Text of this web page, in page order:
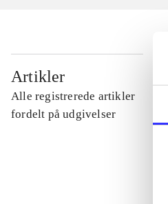
Artikler
Alle registrerede artikler
fordelt på udgivelser